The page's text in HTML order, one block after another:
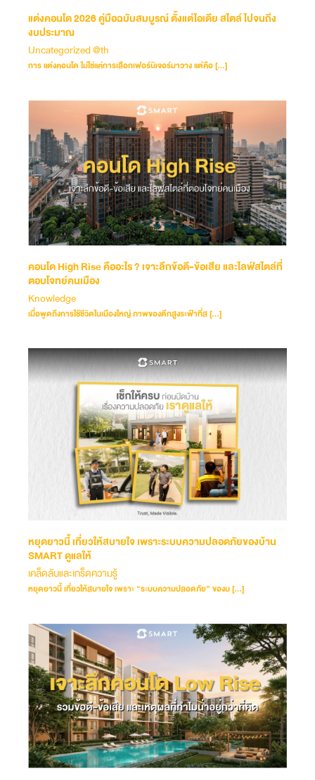
แต่งคอนโด 2026 คู่มือฉบับสมบูรณ์ ตั้งแต่ไอเดีย สไตล์ ไปจนถึง
งบประมาณ
Uncategorized @th
การ แต่งคอนโด ไม่ใช่แค่การเลือกเฟอร์นิเจอร์มาวาง แต่คือ […]
คอนโด High Rise คืออะไร ? เจาะลึกข้อดี-ข้อเสีย และไลฟ์สไตล์ที่
ตอบโจทย์คนเมือง
Knowledge
เมื่อพูดถึงการใช้ชีวิตในเมืองใหญ่ ภาพของตึกสูงระฟ้าที่ส […]
หยุดยาวนี้ เที่ยวให้สบายใจ เพราะระบบความปลอดภัยของบ้าน
SMART ดูแลให้
เคล็ดลับและเกร็ดความรู้
หยุดยาวนี้ เที่ยวให้สบายใจ เพราะ “ระบบความปลอดภัย” ของบ […]